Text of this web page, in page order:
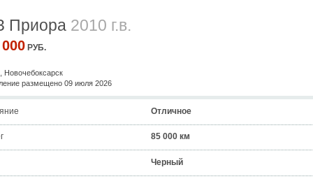
МАТЕРИАЛЫ ПАРТНЕРОВ
Приора 2010 г.в.
РУБ.
Новочебоксарск
размещено 09 июля 2026
Отличное
85 000 км
Черный